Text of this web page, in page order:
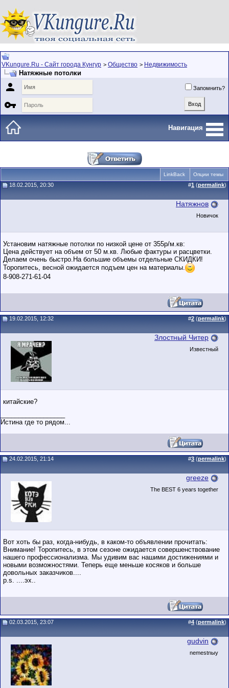
VKungure.Ru - Сайт города Кунгур > Общество > Недвижимость
Натяжные потолки
 Запомнить?

Навигация
LinkBack Опции темы
18.02.2015, 20:30 #1 (permalink)
Натяжнов
Новичок
Установим натяжные потолки по низкой цене от 355р/м.кв:
Цена действует на объем от 50 м.кв. Любые фактуры и расцветки.
Делаем очень быстро.На большие объемы отдельные СКИДКИ!
Торопитесь, весной ожидается подъем цен на материалы.
8-908-271-61-04
19.02.2015, 12:32 #2 (permalink)
Злостный Читер
Известный
китайские?
Истина где то рядом...
24.02.2015, 21:14 #3 (permalink)
greeze
The BEST 6 years together
Вот хоть бы раз, когда-нибудь, в каком-то объявлении прочитать:
Внимание! Торопитесь, в этом сезоне ожидается совершенствование
нашего профессионализма. Мы удивим вас нашими достижениями и
новыми возможностями. Теперь еще меньше косяков и больше
довольных заказчиков....
p.s. ....эх..
02.03.2015, 23:07 #4 (permalink)
gudvin
nemestnыy